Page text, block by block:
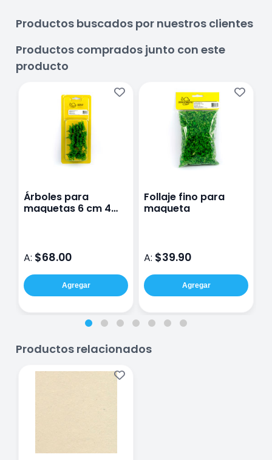
Productos buscados por nuestros clientes
Productos comprados junto con este
producto
Árboles para
maquetas 6 cm 4
A: $68.00
Agregar
Follaje fino para
maqueta
A: $39.90
Agregar
Productos relacionados